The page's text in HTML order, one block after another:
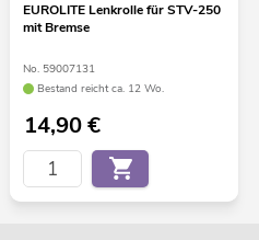
EUROLITE Lenkrolle für STV-250
mit Bremse
No. 59007131
Bestand reicht ca. 12 Wo.
14,90€